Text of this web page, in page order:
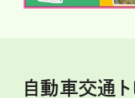
自動車交通